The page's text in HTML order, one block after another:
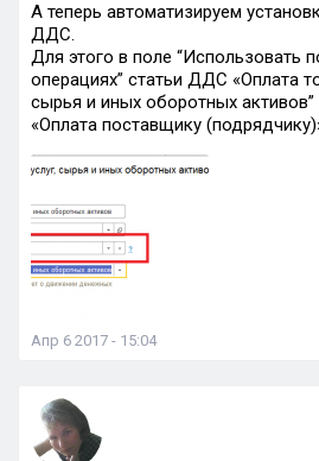
А теперь автоматизируем
ДДС.
Для этого в поле “Использовать
операциях” статьи ДДС «Оплата
сырья и иных оборотных
«Оплата поставщику
Апр 6 2017 - 15:04